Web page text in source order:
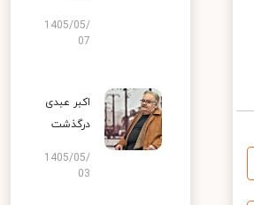
1405/05/
07
اکبر عبدی
درگذشت
1405/05/
03